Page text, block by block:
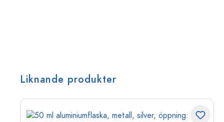
Liknande produkter